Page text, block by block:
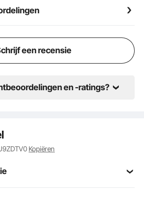
een recensie
en -ratings?
Kopiëren